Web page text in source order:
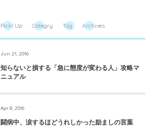
PickI Up Categry Tag Archives
Jun 21, 2016
知らないと損する「急に態度が変わる人」攻略マ
ニュアル
Apr 8, 2016
闘病中、涙するほどうれしかった励ましの言葉